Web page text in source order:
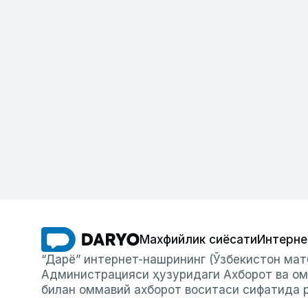
Махфийлик сиёсати
“Дарё” интернет-нашрининг (Ўзбекистон
Администрацияси ҳузуридаги Ахборот ва
билан оммавий ахборот воситаси сифатида